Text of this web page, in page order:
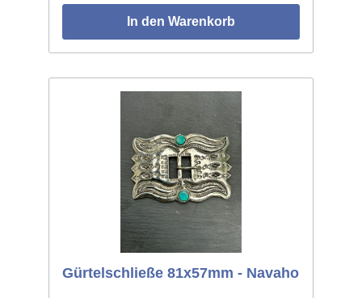
In den Warenkorb
Gürtelschließe 81x57mm - Navaho